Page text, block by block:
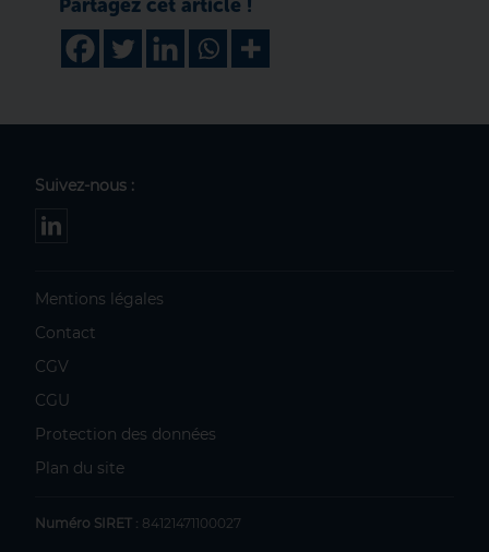
Numéro SIRET : 84121471100027
Mentions légales
Contact
CGV
CGU
Protection des données
Plan du site
Suivez-nous :